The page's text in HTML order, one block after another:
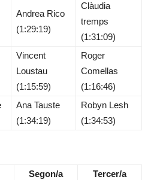
Andrea Rico
(1:29:19)
Clàudia
tremps
(1:31:09)
Vincent
Loustau
(1:15:59)
Roger
Comellas
(1:16:46)
Ana Tauste
(1:34:19)
Robyn Lesh
(1:34:53)
Segon/a
Tercer/a